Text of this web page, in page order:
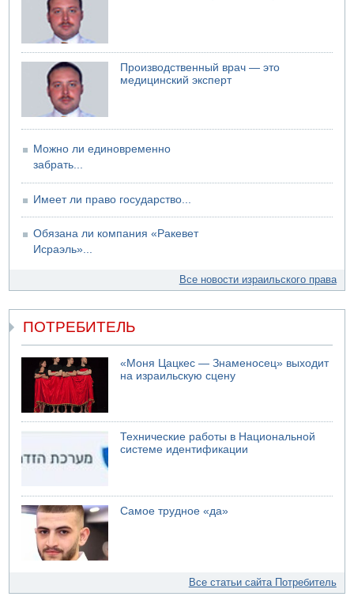
Арестованы двое подозреваемых в стрельбе по
электрической компании
06.08.2026 13:07
Возле Кирьят-Арбы пожар на местности
06.08.2026 12:06
США не будут давить на Израиль в вопросе Ливана
06.08.2026 11:41
Производственный врач — это
медицинский эксперт
Можно ли единовременно
забрать...
Имеет ли право государство...
Обязана ли компания «Ракевет
Исраэль»...
Все новости израильского права
ПОТРЕБИТЕЛЬ
«Моня Цацкес — Знаменосец» выходит
на израильскую сцену
Технические работы в Национальной
системе идентификации
Самое трудное «да»
Все статьи сайта Потребитель